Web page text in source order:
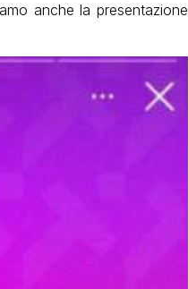
anche la presentazione